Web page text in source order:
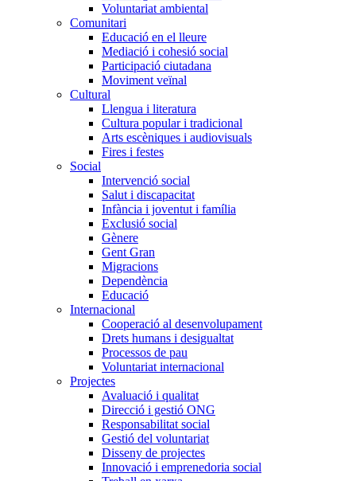
Voluntariat ambiental
Comunitari
Educació en el lleure
Mediació i cohesió social
Participació ciutadana
Moviment veïnal
Cultural
Llengua i literatura
Cultura popular i tradicional
Arts escèniques i audiovisuals
Fires i festes
Social
Intervenció social
Salut i discapacitat
Infància i joventut i família
Exclusió social
Gènere
Gent Gran
Migracions
Dependència
Educació
Internacional
Cooperació al desenvolupament
Drets humans i desigualtat
Processos de pau
Voluntariat internacional
Projectes
Avaluació i qualitat
Direcció i gestió ONG
Responsabilitat social
Gestió del voluntariat
Disseny de projectes
Innovació i emprenedoria social